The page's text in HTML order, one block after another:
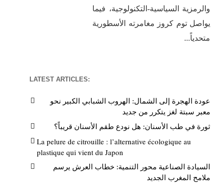
والرمزية السياسية-التكنولوجية، فيما
يواصل توم كروز مغامرته الأسطورية
متحدياً...
LATEST ARTICLES:
عودة الهجرة إلى الشمال: الهروب الشبابي الكبير نحو
معبر سبتة لغز يتكرر من جديد
ثورة في طب الأسنان: هل نودع طقم الأسنان قريباً؟
La pelure de citrouille : l’alternative écologique au
plastique qui vient du Japon
السيادة الصناعية محور التنمية: خطاب العرش يرسم
ملامح المغرب الجديد